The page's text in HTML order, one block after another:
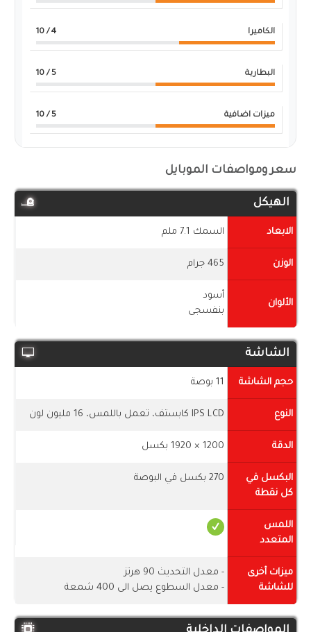
الكاميرا 4
/ 10
البطارية 5
/ 10
ميزات اضافية 5
/ 10
سعر ومواصفات الموبايل
الهيكل
الابعاد السمك 7.1 ملم
الوزن 465 جرام
الألوان
أسود
بنفسجى
الشاشة
حجم الشاشة 11 بوصة
النوع IPS LCD كابستف، تعمل باللمس، 16 مليون لون
الدقة 1200 × 1920 بكسل
البكسل في
كل نقطة
270 بكسل في البوصة
اللمس
المتعدد
ميزات أخرى
للشاشة
- معدل التحديث 90 هرتز
- معدل السطوع يصل الى 400 شمعة